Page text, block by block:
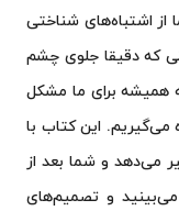
اشتباه‌های شناختی
که دقیقا جلوی چشم
همیشه برای ما مشکل
می‌گیریم. این کتاب با
می‌دهد و شما بعد از
و تصمیم‌های